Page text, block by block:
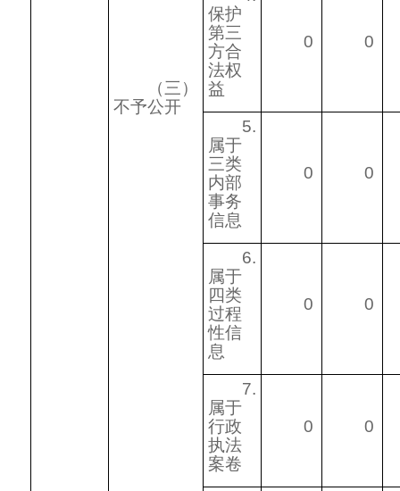
（三）
不予公开
保护
第三
方合
法权
益
0 0
5.
属于
三类
内部
事务
信息
0 0
6.
属于
四类
过程
性信
息
0 0
7.
属于
行政
执法
案卷
0 0